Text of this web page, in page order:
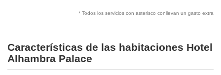
* Todos los servicios con asterisco conllevan un gasto extra
Características de las habitaciones Hotel
Alhambra Palace